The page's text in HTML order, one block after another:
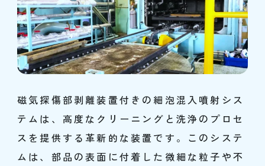
磁気探傷部剥離装置付きの細泡混入噴射シス
テムは、高度なクリーニングと洗浄のプロセ
スを提供する革新的な装置です。このシステ
ムは、部品の表面に付着した微細な粒子や不